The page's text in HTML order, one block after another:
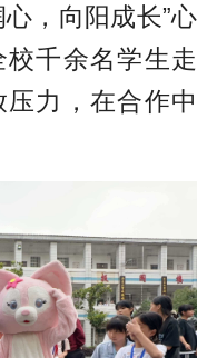
，向阳成长”心
千余名学生走
力，在合作中